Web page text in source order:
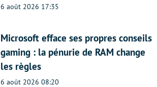
6 août 2026 17:35
Microsoft efface ses propres conseils
gaming : la pénurie de RAM change
les règles
6 août 2026 08:20